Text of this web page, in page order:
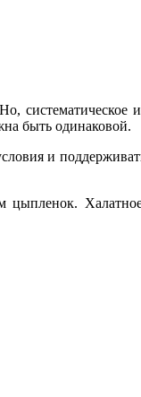
быть одинаковой.
и